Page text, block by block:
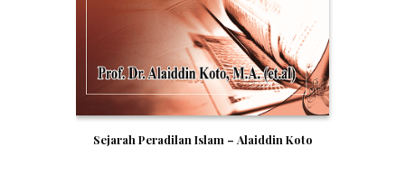
Sejarah Peradilan Islam – Alaiddin Koto